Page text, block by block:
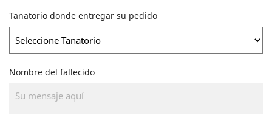
Tanatorio donde entregar su pedido
Nombre del fallecido